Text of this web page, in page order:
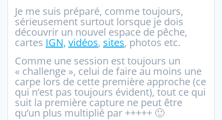
Je me suis préparé, comme toujours,
sérieusement surtout lorsque je dois
découvrir un nouvel espace de pêche,
cartes IGN, vidéos, sites, photos etc.
Comme une session est toujours un
« challenge », celui de faire au moins une
carpe lors de cette première approche (ce
qui n’est pas toujours évident), tout ce qui
suit la première capture ne peut être
qu’un plus multiplié par +++++ 🙂